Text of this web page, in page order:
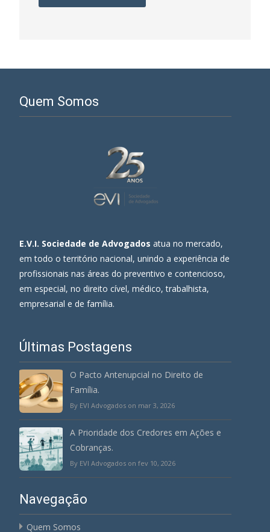
Quem Somos
E.V.I. Sociedade de Advogados atua no mercado,
em todo o território nacional, unindo a experiência de
profissionais nas áreas do preventivo e contencioso,
em especial, no direito cível, médico, trabalhista,
empresarial e de família.
Últimas Postagens
O Pacto Antenupcial no Direito de
Família.
By EVI Advogados on mar 3, 2026
A Prioridade dos Credores em Ações e
Cobranças.
By EVI Advogados on fev 10, 2026
Navegação
Quem Somos